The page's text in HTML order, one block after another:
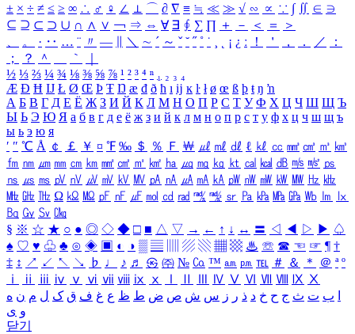
± × ÷ ≠ ≤ ≥ ∞ ∴ ♂ ♀ ∠ ⊥ ⌒ ∂ ∇ ≡ ≒ ≪ ≫ √ ∽ ∝ ∵ ∫ ∬ ∈ ∋
⊆ ⊇ ⊂ ⊃ ∪ ∩ ∧ ∨ ￢ ⇒ ⇔ ∀ ∃ ∮ ∑ ∏ ＋ － ＜ ＝
＞
、
。 · ‥ … ¨ 〃 ― ＼ ∼ ´ ～ ˇ ˘ ˝ ˚ ˙ ¸ ¡ ¿ ː ！ ＇ ， ． ／
：
；
？ ＾ ｀
½ ⅓ ⅔ ¼ ¾ ⅛ ⅜ ⅝ ⅞ ¹ ² ³ ⁴ ⁿ ₁ ₂ ₃ ₄
Æ Ð Ħ Ĳ Ł Ø Œ Þ Ŧ Ŋ æ đ ð ħ ı ĳ ĸ ŀ ł ø œ ß þ ŧ ŋ ŉ
А Б В Г Д Е Ё Ж З И Й К Л М Н О П Р С Т У Ф Х Ц Ч Ш Щ Ъ
Ы Ь Э Ю Я а б в г д е ё ж з и й к л м н о п р с т у ф х ц ч ш щ ъ
ы ь э ю я
′ ″ ℃ Å ￠ ￡ ￥ ¤ ℉ ‰ ＄ ％ Ｆ ￦ ㎕ ㎖ ㎗ ℓ ㎘ ㏄ ㎣ ㎤ ㎥ ㎦
㎙ ㎚ ㎛ ㎜ ㎝ ㎞ ㎟ ㎠ ㎡ ㎢ ㏊ ㎍ ㎎ ㎏ ㏏ ㎈ ㎉ ㏈ ㎧ ㎨ ㎰
㎱ ㎲ ㎳ ㎴ ㎵ ㎶ ㎷ ㎸ ㎹ ㎀ ㎁ ㎂ ㎃ ㎄ ㎺ ㎻ ㎽ ㎾ ㎿ ㎐ ㎑
㎒ ㎓ ㎔ Ω ㏀ ㏁ ㎊ ㎋ ㎌ ㏖ ㏅ ㎭ ㎮ ㎯ ㏛ ㎩ ㎪ ㎫ ㎬ ㏝ ㏐
㏓
㏃ ㏉ ㏜ ㏆
§ ※ ☆ ★ ○ ● ◎ ◇ ◆ □ ■ △ ▽ → ← ↑ ↓ ↔ 〓 ◁ ◀ ▷ ▶ ♤
♠ ♡ ♥ ♧ ♣ ⊙ ◈ ▣ ◐ ◑ ▒ ▤ ▨ ▧ ▦ ▩ ♨ ☏ ☎ ☜ ☞ ¶ †
‡ ↕ ↗ ↙ ↖ ↘ ♭ ♩ ♪ ♬ ㉿ ㈜ № ㏇ ™ ㏂ ㏘ ℡ ＃ ＆ ＊ ＠ ª º
ⅰ
ⅱ ⅲ ⅳ ⅴ ⅵ ⅶ ⅷ ⅸ ⅹ Ⅳ Ⅴ Ⅵ Ⅶ Ⅷ Ⅸ Ⅹ
ب ت ث ج ح خ د ذ ر ز س ش ص ض ط ظ ع غ ف ق ک ل م ن ه
و ی
닫기